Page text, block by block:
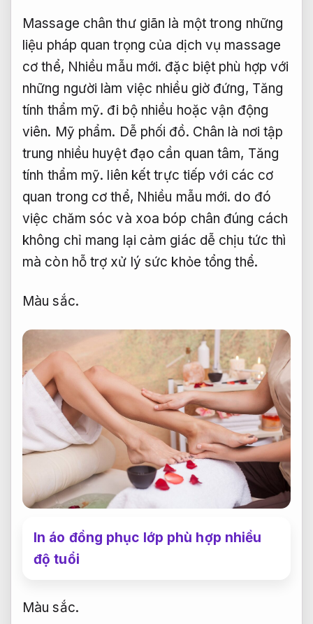
Massage chân thư giãn là một trong những
liệu pháp quan trọng của dịch vụ massage
cơ thể, Nhiều mẫu mới. đặc biệt phù hợp với
những người làm việc nhiều giờ đứng, Tăng
tính thẩm mỹ. đi bộ nhiều hoặc vận động
viên. Mỹ phẩm. Dễ phối đồ. Chân là nơi tập
trung nhiều huyệt đạo cần quan tâm, Tăng
tính thẩm mỹ. liên kết trực tiếp với các cơ
quan trong cơ thể, Nhiều mẫu mới. do đó
việc chăm sóc và xoa bóp chân đúng cách
không chỉ mang lại cảm giác dễ chịu tức thì
mà còn hỗ trợ xử lý sức khỏe tổng thể.
Màu sắc.
In áo đồng phục lớp phù hợp nhiều
độ tuổi
Màu sắc.